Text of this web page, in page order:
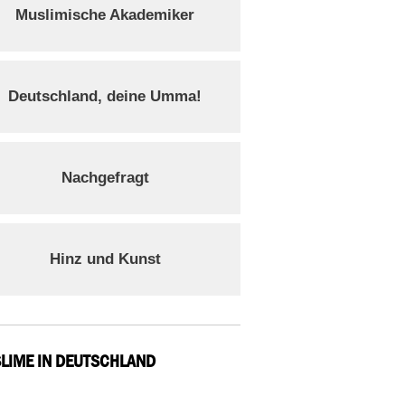
Muslimische Akademiker
Deutschland, deine Umma!
Nachgefragt
Hinz und Kunst
IN DEUTSCHLAND